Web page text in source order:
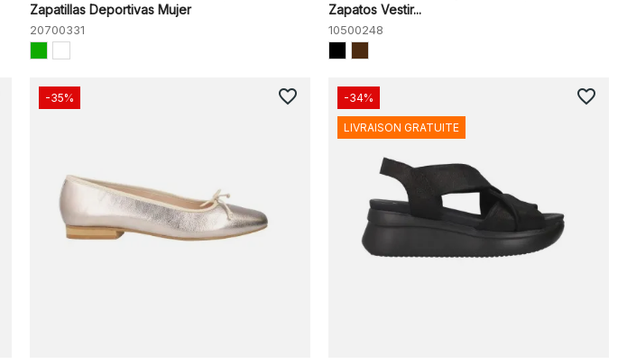
Zapatillas Deportivas Mujer
20700331
Zapatos Vestir...
10500248
-35% favorite_border -34%
LIVRAISON GRATUITE
favorite_border